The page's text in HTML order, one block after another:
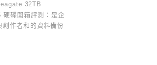
32TB
碟開箱評測：是企
創作者和的資料備份